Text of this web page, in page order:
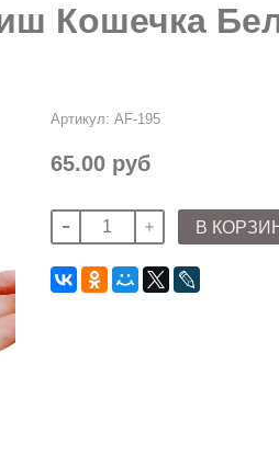
Кошечка
Артикул: AF-195
65.00 руб
В